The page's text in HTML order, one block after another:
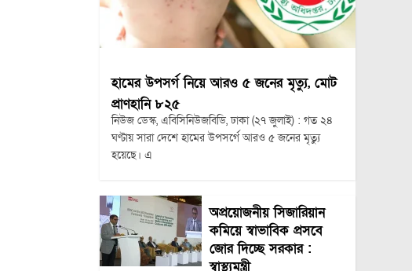
হামের উপসর্গ নিয়ে আরও ৫ জনের মৃত্যু, মোট
প্রাণহানি ৮২৫
নিউজ ডেস্ক, এবিসিনিউজবিডি, ঢাকা (২৭ জুলাই) : গত ২৪
ঘণ্টায় সারা দেশে হামের উপসর্গে আরও ৫ জনের মৃত্যু
হয়েছে। এ
অপ্রয়োজনীয় সিজারিয়ান
কমিয়ে স্বাভাবিক প্রসবে
জোর দিচ্ছে সরকার :
স্বাস্থ্যমন্ত্রী